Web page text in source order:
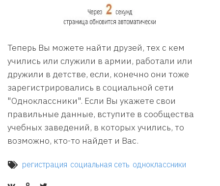
Теперь Вы можете найти друзей, тех с кем
учились или служили в армии, работали или
дружили в детстве, если, конечно они тоже
зарегистрировались в социальной сети
"Одноклассники". Если Вы укажете свои
правильные данные, вступите в сообщества
учебных заведений, в которых учились, то
возможно, кто-то найдет и Вас.
регистрация социальная сеть одноклассники